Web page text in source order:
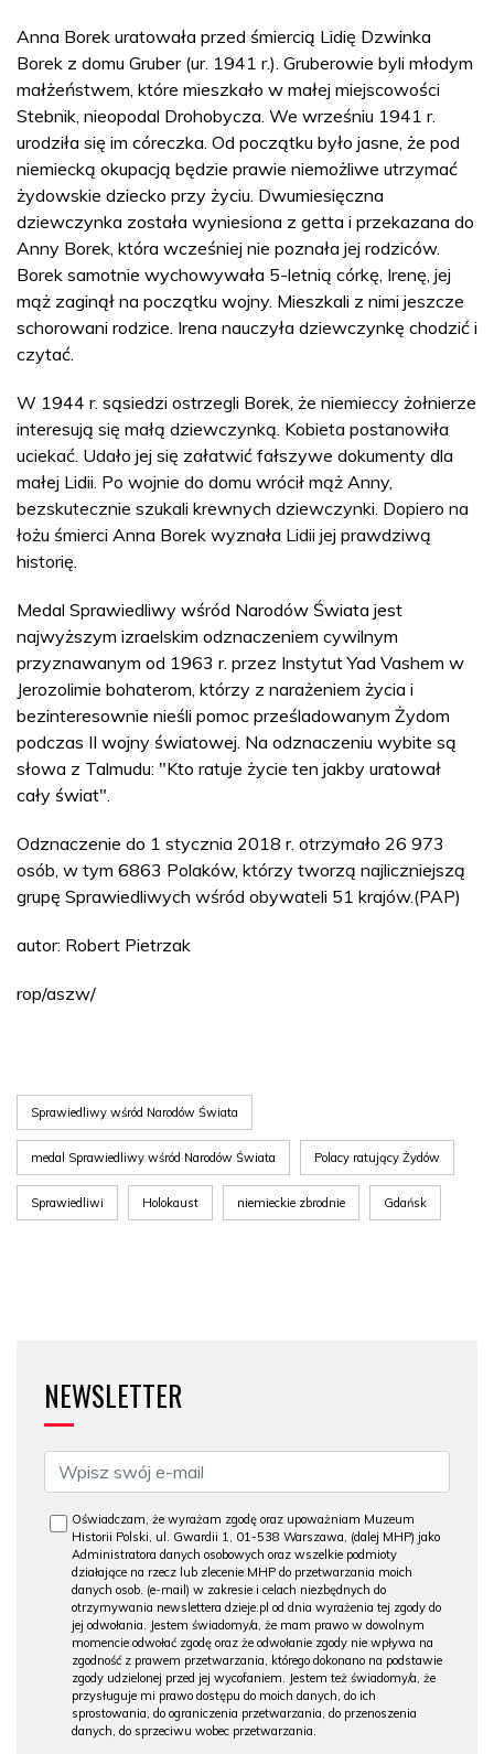
Anna Borek uratowała przed śmiercią Lidię Dzwinka
Borek z domu Gruber (ur. 1941 r.). Gruberowie byli młodym
małżeństwem, które mieszkało w małej miejscowości
Stebnik, nieopodal Drohobycza. We wrześniu 1941 r.
urodziła się im córeczka. Od początku było jasne, że pod
niemiecką okupacją będzie prawie niemożliwe utrzymać
żydowskie dziecko przy życiu. Dwumiesięczna
dziewczynka została wyniesiona z getta i przekazana do
Anny Borek, która wcześniej nie poznała jej rodziców.
Borek samotnie wychowywała 5-letnią córkę, Irenę, jej
mąż zaginął na początku wojny. Mieszkali z nimi jeszcze
schorowani rodzice. Irena nauczyła dziewczynkę chodzić i
czytać.
W 1944 r. sąsiedzi ostrzegli Borek, że niemieccy żołnierze
interesują się małą dziewczynką. Kobieta postanowiła
uciekać. Udało jej się załatwić fałszywe dokumenty dla
małej Lidii. Po wojnie do domu wrócił mąż Anny,
bezskutecznie szukali krewnych dziewczynki. Dopiero na
łożu śmierci Anna Borek wyznała Lidii jej prawdziwą
historię.
Medal Sprawiedliwy wśród Narodów Świata jest
najwyższym izraelskim odznaczeniem cywilnym
przyznawanym od 1963 r. przez Instytut Yad Vashem w
Jerozolimie bohaterom, którzy z narażeniem życia i
bezinteresownie nieśli pomoc prześladowanym Żydom
podczas II wojny światowej. Na odznaczeniu wybite są
słowa z Talmudu: "Kto ratuje życie ten jakby uratował
cały świat".
Odznaczenie do 1 stycznia 2018 r. otrzymało 26 973
osób, w tym 6863 Polaków, którzy tworzą najliczniejszą
grupę Sprawiedliwych wśród obywateli 51 krajów.(PAP)
autor: Robert Pietrzak
rop/aszw/
Sprawiedliwy wśród Narodów Świata
medal Sprawiedliwy wśród Narodów Świata Polacy ratujący Żydów
Sprawiedliwi Holokaust niemieckie zbrodnie Gdańsk
NEWSLETTER
Oświadczam, że wyrażam zgodę oraz upoważniam Muzeum
Historii Polski, ul. Gwardii 1, 01-538 Warszawa, (dalej MHP) jako
Administratora danych osobowych oraz wszelkie podmioty
działające na rzecz lub zlecenie MHP do przetwarzania moich
danych osob. (e-mail) w zakresie i celach niezbędnych do
otrzymywania newslettera dzieje.pl od dnia wyrażenia tej zgody do
jej odwołania. Jestem świadomy/a, że mam prawo w dowolnym
momencie odwołać zgodę oraz że odwołanie zgody nie wpływa na
zgodność z prawem przetwarzania, którego dokonano na podstawie
zgody udzielonej przed jej wycofaniem. Jestem też świadomy/a, że
przysługuje mi prawo dostępu do moich danych, do ich
sprostowania, do ograniczenia przetwarzania, do przenoszenia
danych, do sprzeciwu wobec przetwarzania.